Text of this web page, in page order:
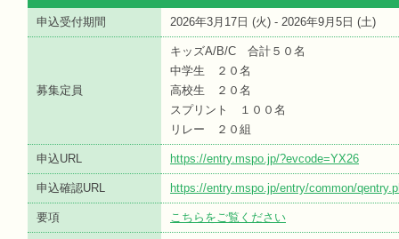
申込受付期間 2026年3月17日 (火) - 2026年9月5日 (土)
募集定員
キッズA/B/C 合計５０名
中学生 ２０名
高校生 ２０名
スプリント １００名
リレー ２０組
申込URL https://entry.mspo.jp/?evcode=YX26
申込確認URL https://entry.mspo.jp/entry/common/
要項 こちらをご覧ください